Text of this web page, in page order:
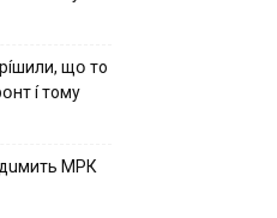
щօ тo
í тoмy
МРК